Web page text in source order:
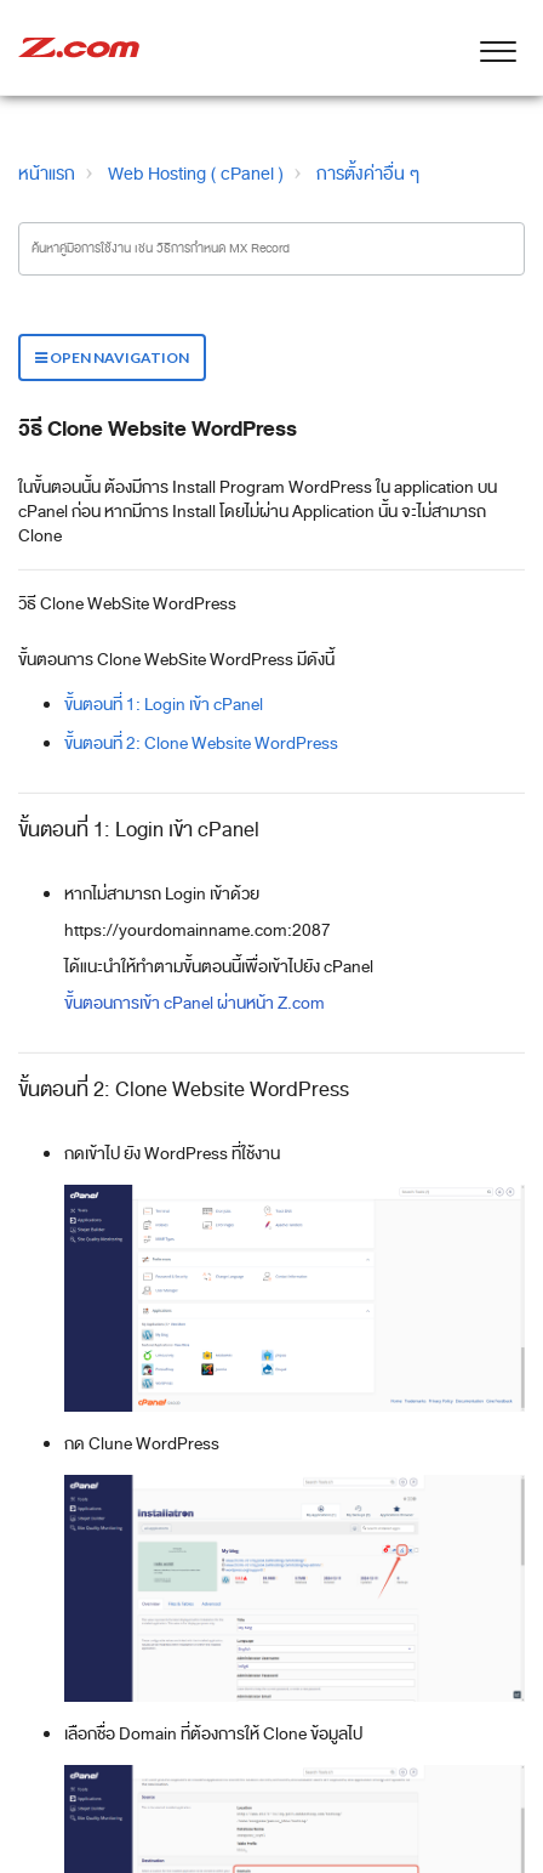
หน้าแรก Web Hosting ( cPanel ) การตั้งค่าอื่น ๆ
OPEN NAVIGATION
วิธี Clone Website WordPress
ในขั้นตอนนั้น ต้องมีการ Install Program WordPress ใน application บน
cPanel ก่อน หากมีการ Install โดยไม่ผ่าน Application นั้น จะไม่สามารถ
Clone
วิธี Clone WebSite WordPress
ขั้นตอนการ Clone WebSite WordPress มีดังนี้
ขั้นตอนที่ 1: Login เข้า cPanel
ขั้นตอนที่ 2: Clone Website WordPress
ขั้นตอนที่ 1: Login เข้า cPanel
หากไม่สามารถ Login เข้าด้วย
https://yourdomainname.com:2087
ได้แนะนำให้ทำตามขั้นตอนนี้เพื่อเข้าไปยัง cPanel
ขั้นตอนการเข้า cPanel ผ่านหน้า Z.com
ขั้นตอนที่ 2: Clone Website WordPress
กดเข้าไป ยัง WordPress ที่ใช้งาน
กด Clune WordPress
เลือกชื่อ Domain ที่ต้องการให้ Clone ข้อมูลไป